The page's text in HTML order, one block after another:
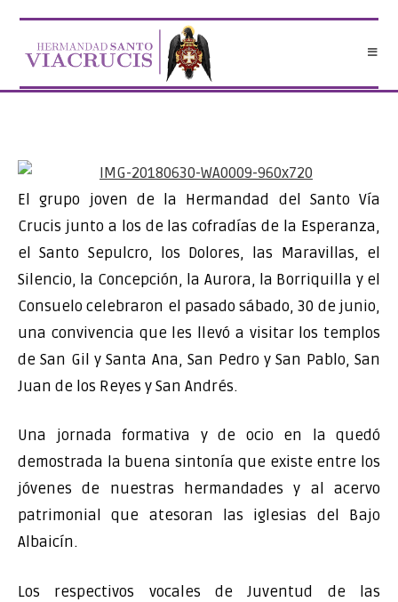
contenido
El grupo joven de la Hermandad del Santo Vía
Crucis junto a los de las cofradías de la Esperanza,
el Santo Sepulcro, los Dolores, las Maravillas, el
Silencio, la Concepción, la Aurora, la Borriquilla y el
Consuelo celebraron el pasado sábado, 30 de junio,
una convivencia que les llevó a visitar los templos
de San Gil y Santa Ana, San Pedro y San Pablo, San
Juan de los Reyes y San Andrés.
Una jornada formativa y de ocio en la quedó
demostrada la buena sintonía que existe entre los
jóvenes de nuestras hermandades y al acervo
patrimonial que atesoran las iglesias del Bajo
Albaicín.
Los respectivos vocales de Juventud de las